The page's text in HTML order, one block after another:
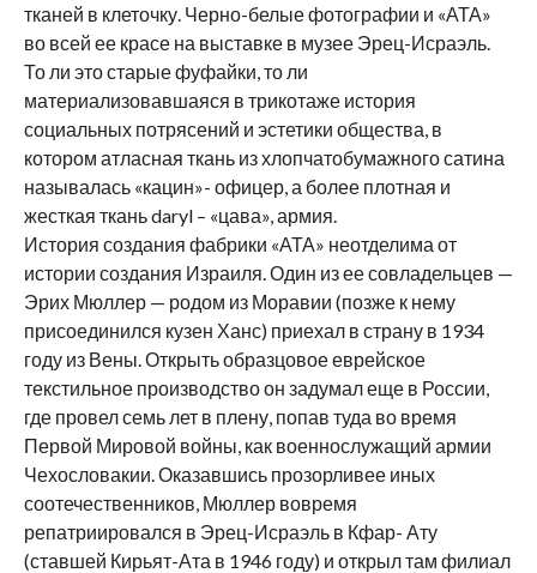
тканей в клеточку. Черно-белые фотографии и «АТА»
во всей ее красе на выставке в музее Эрец-Исраэль.
То ли это старые фуфайки, то ли
материализовавшаяся в трикотаже история
социальных потрясений и эстетики общества, в
котором атласная ткань из хлопчатобумажного сатина
называлась «кацин»- офицер, а более плотная и
жесткая ткань daryl – «цава», армия.
История создания фабрики «АТА» неотделима от
истории создания Израиля. Один из ее совладельцев —
Эрих Мюллер — родом из Моравии (позже к нему
присоединился кузен Ханс) приехал в страну в 1934
году из Вены. Открыть образцовое еврейское
текстильное производство он задумал еще в России,
где провел семь лет в плену, попав туда во время
Первой Мировой войны, как военнослужащий армии
Чехословакии. Оказавшись прозорливее иных
соотечественников, Мюллер вовремя
репатриировался в Эрец-Исраэль в Кфар- Ату
(ставшей Кирьят-Ата в 1946 году) и открыл там филиал